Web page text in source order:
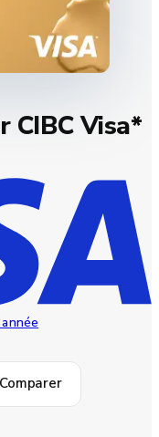
CIBC Visa*
Comparer